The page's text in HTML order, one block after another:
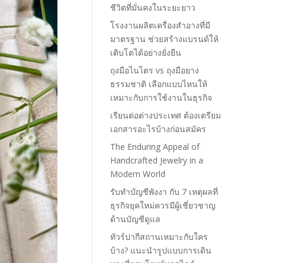
ชีวิตที่มั่นคงในระยะยาว
โรงงานผลิตเครื่องสำอางที่มี
มาตรฐาน ช่วยสร้างแบรนด์ให้
เติบโตได้อย่างยั่งยืน
ถุงมือไนไตร vs ถุงมือยาง
ธรรมชาติ เลือกแบบไหนให้
เหมาะกับการใช้งานในธุรกิจ
เรียนต่อต่างประเทศ ต้องเตรียม
เอกสารอะไรบ้างก่อนสมัคร
The Enduring Appeal of
Handcrafted Jewelry in a
Modern World
รับทำบัญชีพังงา กับ 7 เหตุผลที่
ธุรกิจยุคใหม่ควรมีผู้เชี่ยวชาญ
ด้านบัญชีดูแล
ทัวร์ปากีสถานเหมาะกับใคร
บ้าง? แนะนำรูปแบบการเดิน